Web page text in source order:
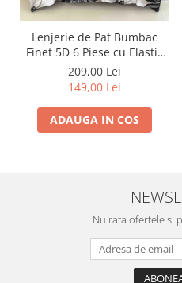
Lenjerie de Pat Bumbac
Finet 5D 6 Piese cu Elastic
180x200 – Black Pearl
209,00 Lei
149,00 Lei
ADAUGA IN COS
Nu rata ofertele si